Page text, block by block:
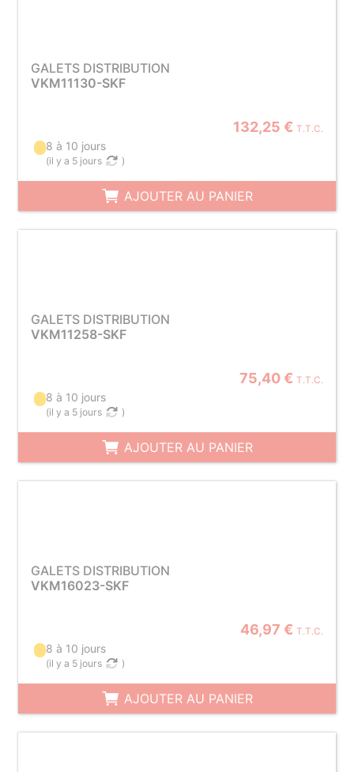
GALETS DISTRIBUTION
VKM11130-SKF
132,25 € T.T.C.
8 à 10 jours
(il y a 5 jours )
AJOUTER AU PANIER
GALETS DISTRIBUTION
VKM11258-SKF
75,40 € T.T.C.
8 à 10 jours
(il y a 5 jours )
AJOUTER AU PANIER
GALETS DISTRIBUTION
VKM16023-SKF
46,97 € T.T.C.
8 à 10 jours
(il y a 5 jours )
AJOUTER AU PANIER